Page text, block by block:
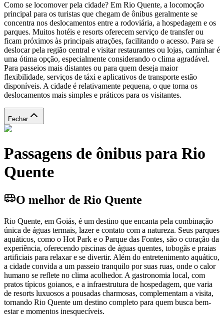
Como se locomover pela cidade? Em Rio Quente, a locomoção
principal para os turistas que chegam de ônibus geralmente se
concentra nos deslocamentos entre a rodoviária, a hospedagem e os
parques. Muitos hotéis e resorts oferecem serviço de transfer ou
ficam próximos às principais atrações, facilitando o acesso. Para se
deslocar pela região central e visitar restaurantes ou lojas, caminhar é
uma ótima opção, especialmente considerando o clima agradável.
Para passeios mais distantes ou para quem deseja maior
flexibilidade, serviços de táxi e aplicativos de transporte estão
disponíveis. A cidade é relativamente pequena, o que torna os
deslocamentos mais simples e práticos para os visitantes.
Fechar
Passagens de ônibus para Rio
Quente
O melhor de Rio Quente
Rio Quente, em Goiás, é um destino que encanta pela combinação
única de águas termais, lazer e contato com a natureza. Seus parques
aquáticos, como o Hot Park e o Parque das Fontes, são o coração da
experiência, oferecendo piscinas de águas quentes, tobogãs e praias
artificiais para relaxar e se divertir. Além do entretenimento aquático,
a cidade convida a um passeio tranquilo por suas ruas, onde o calor
humano se reflete no clima acolhedor. A gastronomia local, com
pratos típicos goianos, e a infraestrutura de hospedagem, que varia
de resorts luxuosos a pousadas charmosas, complementam a visita,
tornando Rio Quente um destino completo para quem busca bem-
estar e momentos inesquecíveis.